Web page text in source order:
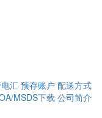
汇 预存账户 配送方式
MSDS下载 公司简介